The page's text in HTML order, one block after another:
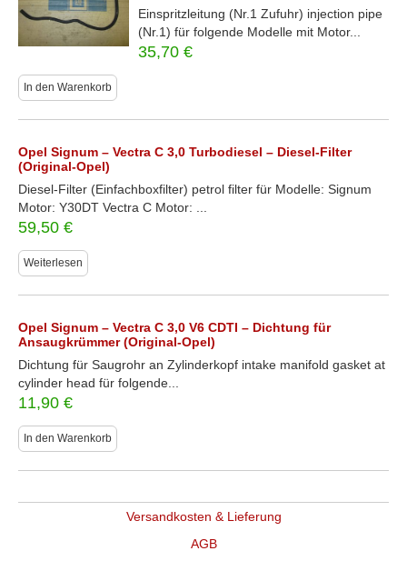
Einspritzleitung (Nr.1 Zufuhr) injection pipe
(Nr.1) für folgende Modelle mit Motor...
35,70€
In den Warenkorb
Opel Signum – Vectra C 3,0 Turbodiesel – Diesel-Filter
(Original-Opel)
Diesel-Filter (Einfachboxfilter) petrol filter für Modelle: Signum
Motor: Y30DT Vectra C Motor: ...
59,50 €
Weiterlesen
Opel Signum – Vectra C 3,0 V6 CDTI – Dichtung für
Ansaugkrümmer (Original-Opel)
Dichtung für Saugrohr an Zylinderkopf intake manifold gasket at
cylinder head für folgende...
11,90 €
In den Warenkorb
Versandkosten & Lieferung
AGB